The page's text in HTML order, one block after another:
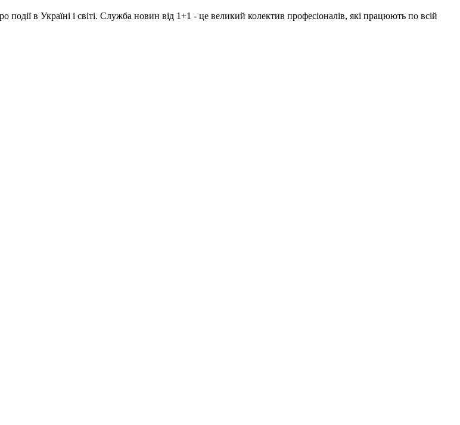
в Україні і світі. Служба новин від 1+1 - це великий колектив професіоналів, які працюють по всій